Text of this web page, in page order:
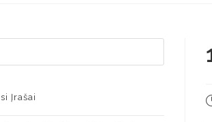
Įrašai